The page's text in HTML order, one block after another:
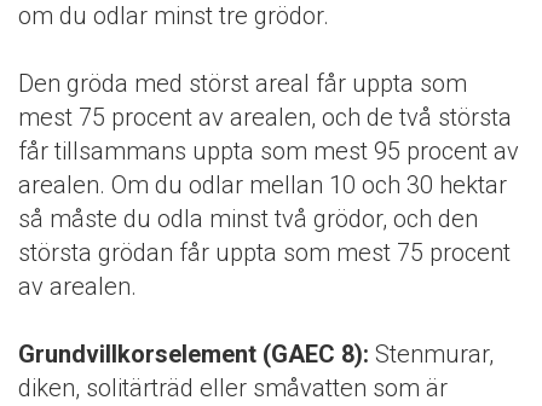
om du odlar minst tre grödor.
Den gröda med störst areal får uppta som
mest 75 procent av arealen, och de två största
får tillsammans uppta som mest 95 procent av
arealen. Om du odlar mellan 10 och 30 hektar
så måste du odla minst två grödor, och den
största grödan får uppta som mest 75 procent
av arealen.
Grundvillkorselement (GAEC 8): Stenmurar,
diken, solitärträd eller småvatten som är